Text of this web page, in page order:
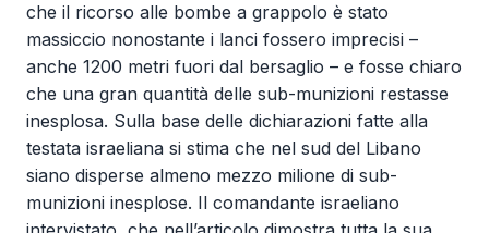
che il ricorso alle bombe a grappolo è stato
massiccio nonostante i lanci fossero imprecisi –
anche 1200 metri fuori dal bersaglio – e fosse chiaro
che una gran quantità delle sub-munizioni restasse
inesplosa. Sulla base delle dichiarazioni fatte alla
testata israeliana si stima che nel sud del Libano
siano disperse almeno mezzo milione di sub-
munizioni inesplose. Il comandante israeliano